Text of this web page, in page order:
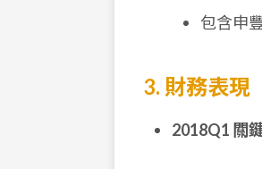
包含申
3. 財務表現
2018Q1 關